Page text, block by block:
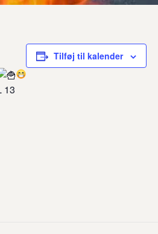
13
Tilføj til kalender